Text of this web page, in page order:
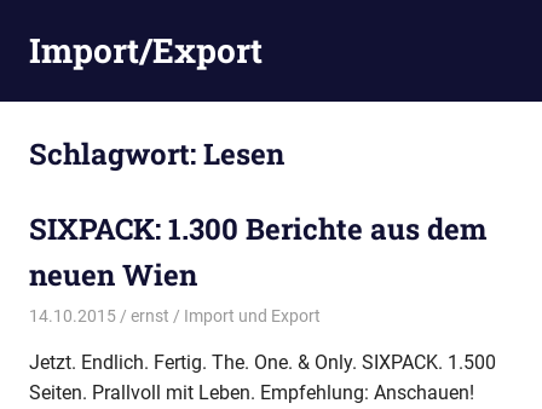
InhaltImport/Export
Schlagwort:Lesen
SIXPACK: 1.300 Berichte aus dem
neuen Wien
14.10.2015 ernst Import und Export
Jetzt. Endlich. Fertig. The. One. & Only. SIXPACK. 1.500
Seiten. Prallvoll mit Leben. Empfehlung: Anschauen!